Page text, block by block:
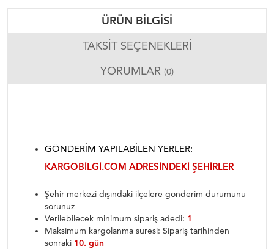
ÜRÜN BILGISI
TAKSIT SEÇENEKLERI
YORUMLAR (0)
GÖNDERIM YAPILABILEN YERLER:
KARGOBILGI.COM ADRESINDEKI ŞEHIRLER
Şehir merkezi dışındaki ilçelere gönderim durumunu
sorunuz
Verilebilecek minimum sipariş adedi: 1
Maksimum kargolanma süresi: Sipariş tarihinden
sonraki 10. gün